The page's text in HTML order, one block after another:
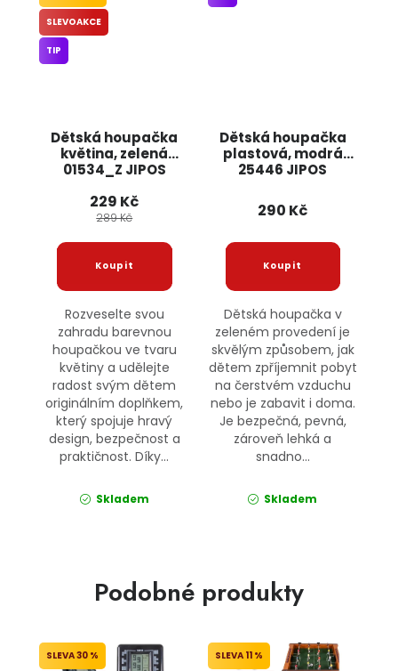
Dětská houpačka
květina, zelená
01534_Z JIPOS
SLEVOAKCE
TIP
229 Kč
289 Kč
Rozveselte svou
zahradu barevnou
houpačkou ve tvaru
květiny a udělejte
radost svým dětem
originálním doplňkem,
který spojuje hravý
design, bezpečnost a
praktičnost. Díky...
Skladem
Dětská houpačka
plastová, modrá
25446 JIPOS
290 Kč
Dětská houpačka v
zeleném provedení je
skvělým způsobem, jak
dětem zpříjemnit pobyt
na čerstvém vzduchu
nebo je zabavit i doma.
Je bezpečná, pevná,
zároveň lehká a
snadno...
Skladem
Podobné produkty
30 % 11 %